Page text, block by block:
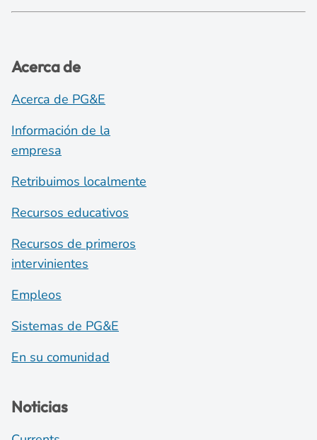
Acerca de
Acerca de PG&E
Información de la
empresa
Retribuimos localmente
Recursos educativos
Recursos de primeros
intervinientes
Empleos
Sistemas de PG&E
En su comunidad
Noticias